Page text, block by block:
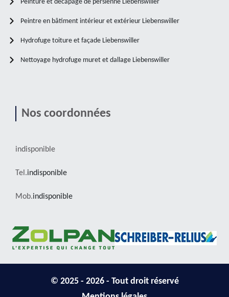
Peinture et décapage de persienne Liebenswiller
Peintre en bâtiment intérieur et extérieur Liebenswiller
Hydrofuge toiture et façade Liebenswiller
Nettoyage hydrofuge muret et dallage Liebenswiller
Nos coordonnées
indisponible
Tel.indisponible
Mob.indisponible
© 2025 - 2026 - Tout droit réservé